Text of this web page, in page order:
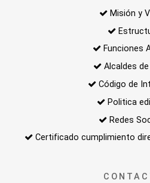
Misión y
Funciones
Alcaldes
Código de
Politica
Redes
Certificado cumplimiento